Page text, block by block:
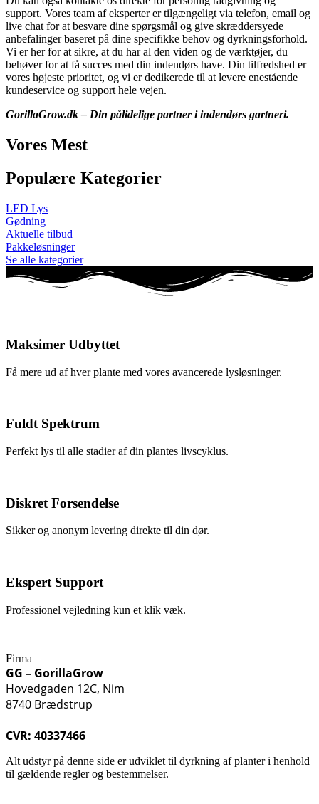
support. Vores team af eksperter er tilgængeligt via telefon, email og
live chat for at besvare dine spørgsmål og give skræddersyede
anbefalinger baseret på dine specifikke behov og dyrkningsforhold.
Vi er her for at sikre, at du har al den viden og de værktøjer, du
behøver for at få succes med din indendørs have. Din tilfredshed er
vores højeste prioritet, og vi er dedikerede til at levere enestående
kundeservice og support hele vejen.
GorillaGrow.dk – Din pålidelige partner i indendørs gartneri.
Vores Mest
Populære Kategorier
LED Lys
Gødning
Aktuelle tilbud
Pakkeløsninger
Se alle kategorier
Maksimer Udbyttet
Få mere ud af hver plante med vores avancerede lysløsninger.
Fuldt Spektrum
Perfekt lys til alle stadier af din plantes livscyklus.
Diskret Forsendelse
Sikker og anonym levering direkte til din dør.
Ekspert Support
Professionel vejledning kun et klik væk.
Firma
GG – GorillaGrow
Hovedgaden 12C, Nim
8740 Brædstrup
CVR: 40337466
Alt udstyr på denne side er udviklet til dyrkning af planter i henhold
til gældende regler og bestemmelser.